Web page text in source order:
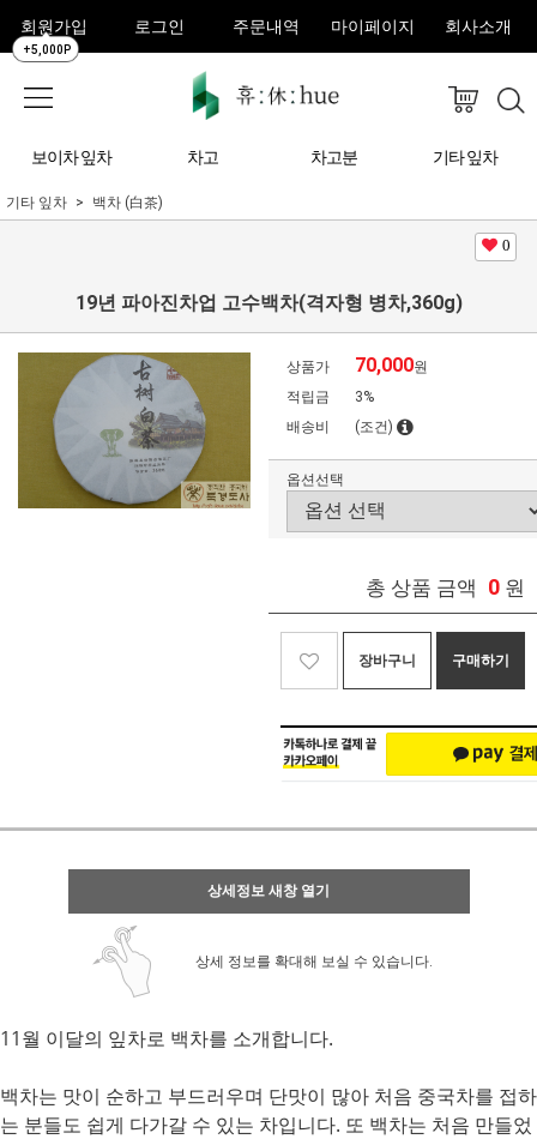
회원가입
+5,000P
로그인 주문내역 마이페이지 회사소개
보이차 잎차 차고 차고분 기타 잎차
기타 잎차 백차 (白茶)
0
19년 파아진차업 고수백차(격자형 병차,360g)
상품가 70,000원
적립금
3%
배송비
(조건)
옵션선택
총 상품 금액 0 원
장바구니 구매하기
상세정보 새창 열기
상세 정보를 확대해 보실 수 있습니다.
11월 이달의 잎차로 백차를 소개합니다.
백차는 맛이 순하고 부드러우며 단맛이 많아 처음 중국차를 접하
는 분들도 쉽게 다가갈 수 있는 차입니다. 또 백차는 처음 만들었